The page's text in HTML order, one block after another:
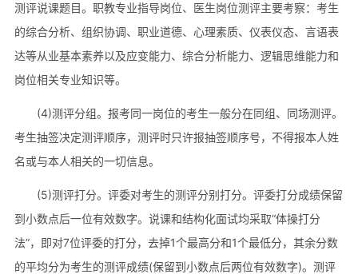
测评说课题目。职教专业指导岗位、医生岗位测评主要考察：考生
的综合分析、组织协调、职业道德、心理素质、仪表仪态、言语表
达等从业基本素养以及应变能力、综合分析能力、逻辑思维能力和
岗位相关专业知识等。
(4)测评分组。报考同一岗位的考生一般分在同组、同场测评。
考生抽签决定测评顺序，测评时只许报抽签顺序号，不得报本人姓
名或与本人相关的一切信息。
(5)测评打分。评委对考生的测评分别打分。评委打分成绩保留
到小数点后一位有效数字。说课和结构化面试均采取“体操打分
法”，即对7位评委的打分，去掉1个最高分和1个最低分，其余分数
的平均分为考生的测评成绩(保留到小数点后两位有效数字)。测评